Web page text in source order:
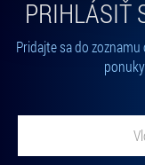
zpracování
volbu můžete
„Cookies a jejich
PRIHLÁSIŤ
Pridajte sa do